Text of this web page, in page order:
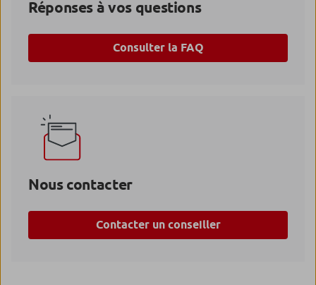
Réponses à vos questions
Consulter la FAQ
Nous contacter
Contacter un conseiller